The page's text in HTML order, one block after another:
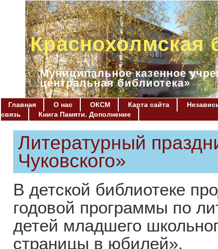
Краснохолмская
Муниципальное казенное
центральная библиотека»
Главная О нас ОКСМ Карта сайта
связь
Книга Памяти. Дополнение
Литературный
Чуковского»
В детской библиотеке
годовой программы по
детей младшего
страницы в юбилей».